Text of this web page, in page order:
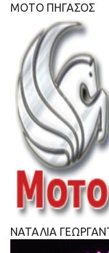
ΜΟΤΟ ΠΗΓΑΣΟΣ
ΝΑΤΑΛΙΑ